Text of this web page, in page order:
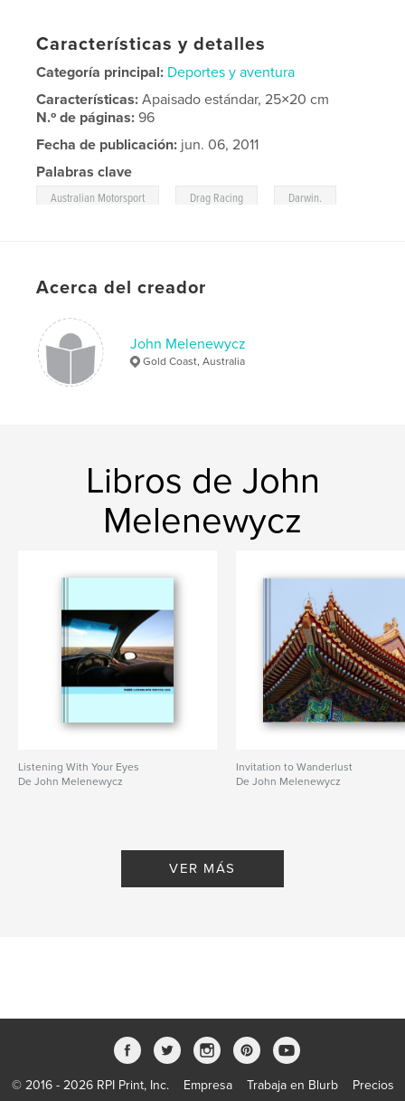
Características y detalles
Categoría principal: Deportes y aventura
Características:Apaisado estándar, 25×20 cm
N.º de páginas:96
Fecha de publicación: jun. 06, 2011
Palabras clave
Australian Motorsport Drag Racing Darwin.
Acerca del creador
John Melenewycz
Gold Coast, Australia
Libros de John
Melenewycz
Listening With Your Eyes
De John Melenewycz
Invitation to Wanderlust
De John Melenewycz
VER MÁS
© 2016 - 2026 RPI Print, Inc. Empresa Trabaja en Blurb Precios